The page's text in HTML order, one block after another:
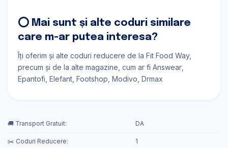
⭕ Mai sunt și alte coduri similare
care m-ar putea interesa?
Îți oferim și alte coduri reducere de la Fit Food Way,
precum și de la alte magazine, cum ar fi Answear
Epantofi Elefant Footshop Modivo Drmax
🚚 Transport Gratuit: DA
✂️ Coduri Reducere: 1